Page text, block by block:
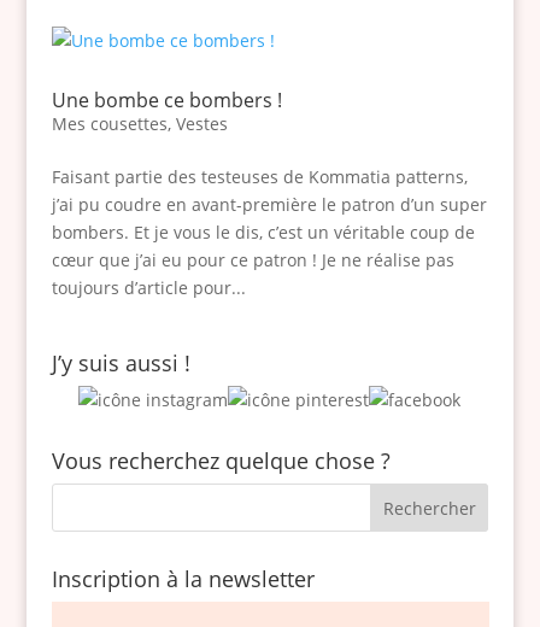
Une bombe ce bombers !
Mes cousettes, Vestes
Faisant partie des testeuses de Kommatia patterns,
j’ai pu coudre en avant-première le patron d’un super
bombers. Et je vous le dis, c’est un véritable coup de
cœur que j’ai eu pour ce patron ! Je ne réalise pas
toujours d’article pour...
J’y suis aussi !
Vous recherchez quelque chose ?
Inscription à la newsletter